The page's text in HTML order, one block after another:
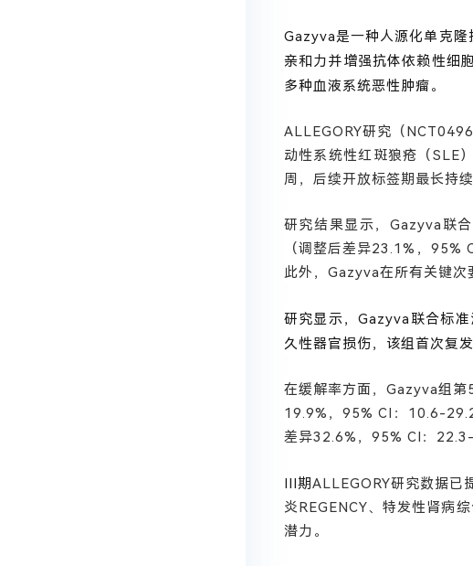
Gazyva是一种人源化单克
亲和力并增强抗体依赖性细
多种血液系统恶性肿瘤。
ALLEGORY研究（
动性系统性红斑狼疮（SLE
周，后续开放标签期最长持
研究结果显示，Gazyva联
（调整后差异23.1%，
此外，Gazyva在所有关键次
研究显示，Gazyva联合标
久性器官损伤，该组首次复
在缓解率方面， Gazyva组第
19.9%，95% CI：10.6-
差异32.6%，95% CI：22.3-
III期ALLEGORY研究数据已
炎REGENCY、特发性肾病
潜力。